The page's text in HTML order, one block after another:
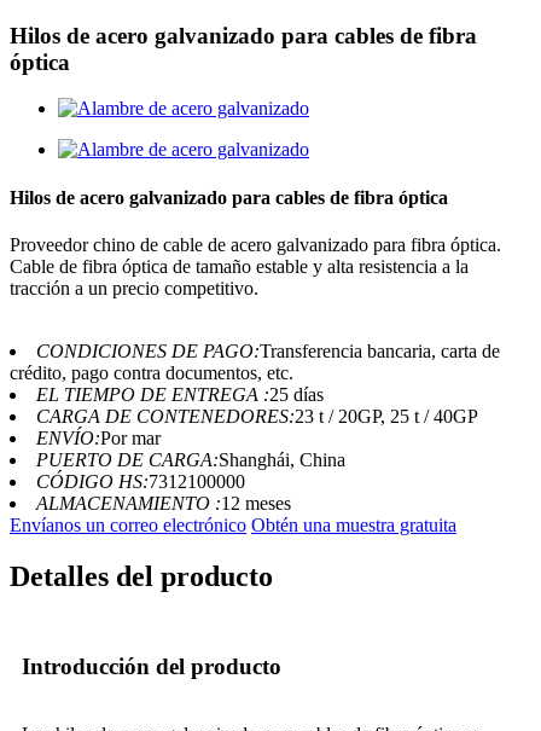
Hilos de acero galvanizado para cables de fibra
óptica
Hilos de acero galvanizado para cables de fibra óptica
Proveedor chino de cable de acero galvanizado para fibra óptica.
Cable de fibra óptica de tamaño estable y alta resistencia a la
tracción a un precio competitivo.
CONDICIONES DE PAGO:Transferencia bancaria, carta de
crédito, pago contra documentos, etc.
EL TIEMPO DE ENTREGA :25 días
CARGA DE CONTENEDORES:23 t / 20GP, 25 t / 40GP
ENVÍO:Por mar
PUERTO DE CARGA:Shanghái, China
CÓDIGO HS:7312100000
ALMACENAMIENTO :12 meses
Envíanos un correo electrónico Obtén una muestra gratuita
Detalles del producto
Introducción del producto